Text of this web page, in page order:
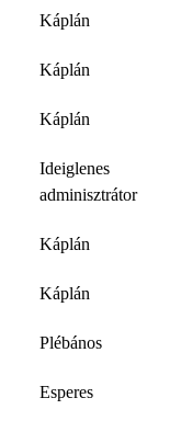
Káplán
Káplán
Káplán
Ideiglenes
adminisztrátor
Káplán
Káplán
Plébános
Esperes